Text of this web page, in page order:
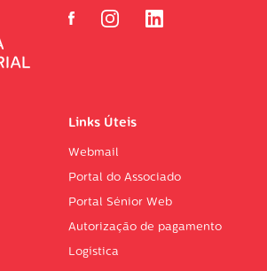
Links Úteis
Webmail
Portal do Associado
Portal Sénior Web
Autorização de pagamento
Logística